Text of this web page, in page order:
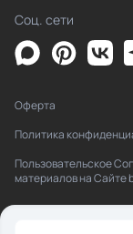
Соц. сети
Оферта
Политика
Пользовательское
материалов на Сайте